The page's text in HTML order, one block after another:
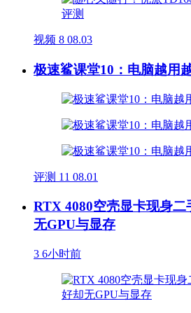
视频 8 08.03
极速鲨课堂10：电脑越用
评测 11 08.01
RTX 4080空壳显卡现身
无GPU与显存
3 6小时前